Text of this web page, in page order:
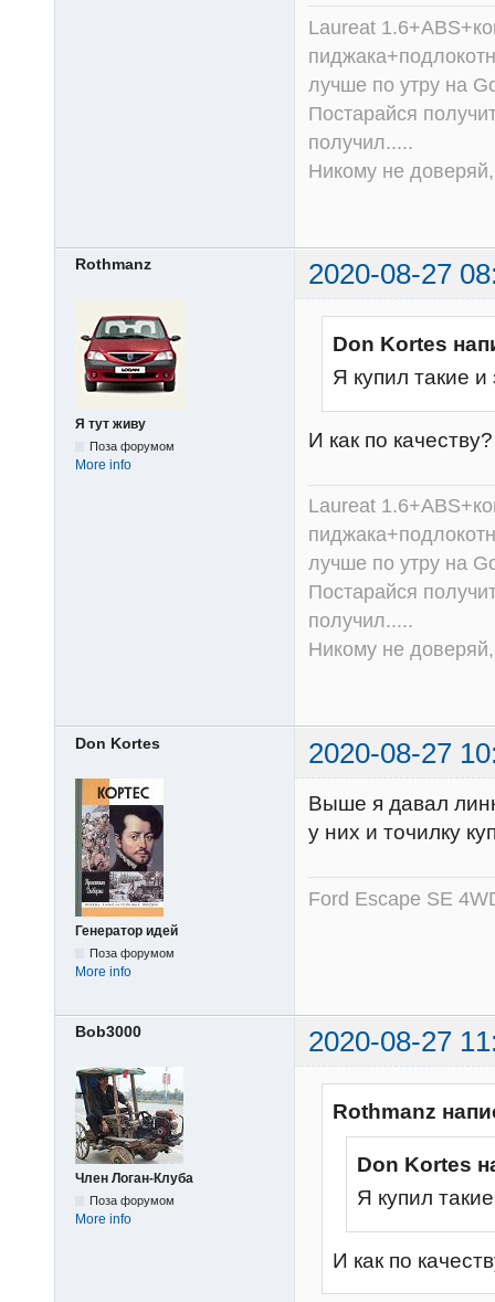
Laureat
лучше по утру на
Постарайся
получил.....
Никому не
Rothmanz 2020-08-27
Я тут живу
Поза форумом
More info
Don Kortes
Я купил такие
И как по
Laureat
лучше по утру на
Постарайся
получил.....
Никому не
Don Kortes 2020-08-27
Генератор идей
Поза форумом
More info
Выше я давал
у них и точилку
Ford Escape SE
Bob3000 2020-08-27
Член Логан-Клуба
Поза форумом
More info
Rothmanz
Don Kortes
Я купил
И как по